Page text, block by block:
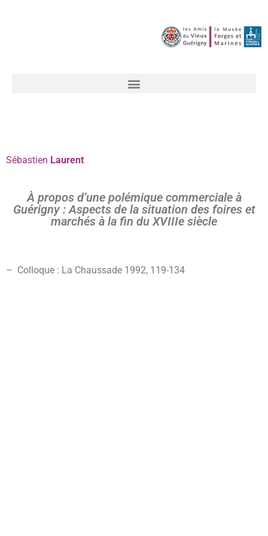
Sébastien Laurent
À propos d’une polémique commerciale à
Guérigny : Aspects de la situation des foires et
marchés à la fin du XVIIIe siècle
– Colloque : La Chaussade 1992, 119-134